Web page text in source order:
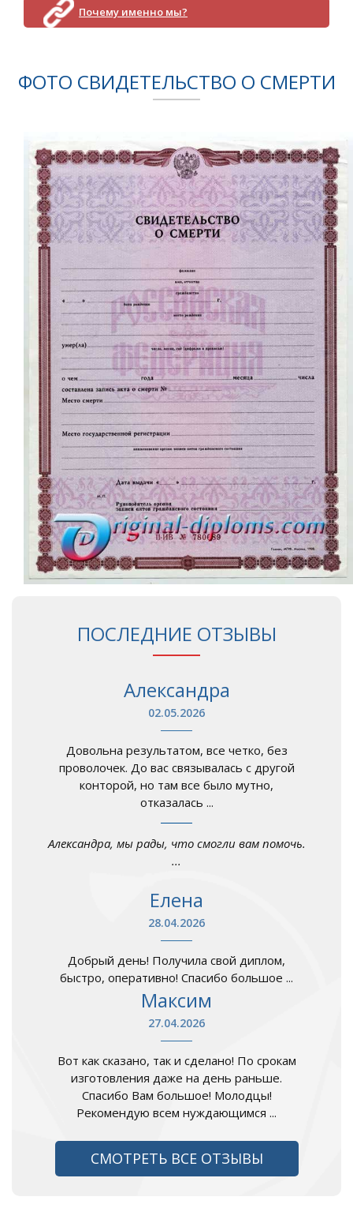
Почему именно мы?
ФОТО СВИДЕТЕЛЬСТВО О СМЕРТИ
ПОСЛЕДНИЕ ОТЗЫВЫ
Александра
02.05.2026
Довольна результатом, все четко, без
проволочек. До вас связывалась с другой
конторой, но там все было мутно,
отказалась ...
Александра, мы рады, что смогли вам помочь.
...
Елена
28.04.2026
Добрый день! Получила свой диплом,
быстро, оперативно! Спасибо большое ...
Максим
27.04.2026
Вот как сказано, так и сделано! По срокам
изготовления даже на день раньше.
Спасибо Вам большое! Молодцы!
Рекомендую всем нуждающимся ...
СМОТРЕТЬ ВСЕ ОТЗЫВЫ